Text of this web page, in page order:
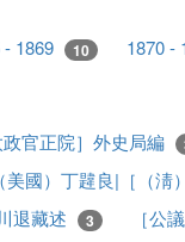
- 1869 10 1870 -
政官正院］外史局編
美國）丁韙良|［（
退藏述 3
［公